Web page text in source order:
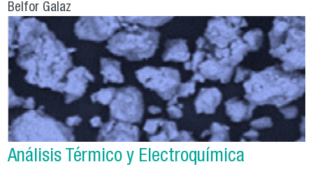
Belfor Galaz
Análisis Térmico y Electroquímica